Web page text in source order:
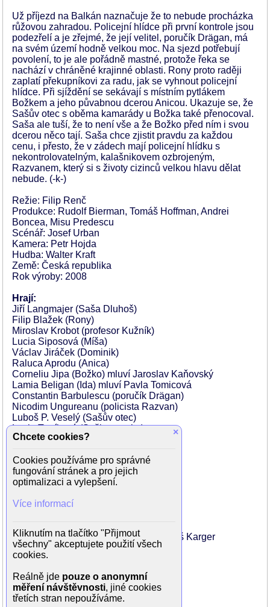
Už příjezd na Balkán naznačuje že to nebude procházka
růžovou zahradou. Policejní hlídce při první kontrole jsou
podezřelí a je zřejmé, že její velitel, poručík Drägan, má
na svém území hodně velkou moc. Na sjezd potřebují
povolení, to je ale pořádně mastné, protože řeka se
nachází v chráněné krajinné oblasti. Rony proto raději
zaplatí překupníkovi za radu, jak se vyhnout policejní
hlídce. Při sjíždění se sekávají s místním pytlákem
Božkem a jeho půvabnou dcerou Anicou. Ukazuje se, že
Sašův otec s oběma kamarády u Božka také přenocoval.
Saša ale tuší, že to není vše a že Božko před ním i svou
dcerou něco tají. Saša chce zjistit pravdu za každou
cenu, i přesto, že v zádech mají policejní hlídku s
nekontrolovatelným, kalašnikovem ozbrojeným,
Razvanem, který si s životy cizinců velkou hlavu dělat
nebude. (-k-)
Režie: Filip Renč
Produkce: Rudolf Bierman, Tomáš Hoffman, Andrei
Boncea, Misu Predescu
Scénář: Josef Urban
Kamera: Petr Hojda
Hudba: Walter Kraft
Země: Česká republika
Rok výroby: 2008
Hrají:
Jiří Langmajer (Saša Dluhoš)
Filip Blažek (Rony)
Miroslav Krobot (profesor Kužník)
Lucia Siposová (Míša)
Václav Jiráček (Dominik)
Raluca Aprodu (Anica)
Corneliu Jipa (Božko) mluví Jaroslav Kaňovský
Lamia Beligan (Ida) mluví Pavla Tomicová
Constantin Barbulescu (poručík Drägan)
Nicodim Ungureanu (policista Razvan)
Luboš P. Veselý (Sašův otec)
Lucie Trmíková (Sašina matka)
Jakub Cihla (Saša dvanáctiletý)
Petr Oldřich Novotný (kajakář)
Tomáš Fantomas Svoboda (kajakář)
Robert Bob Kazík (kajakář)
Radek Žák (majitel cestovky)
Dorian Rambu (obchodník) mluví Tomáš Karger
Tiberiu Popa (dítě u Božka)
Andrea Cosmina Coscai (dítě u Božka)
Marek Dalík (voják)
Jan Svěrák (prodavač ve foto kino)
×
Chcete cookies?
Cookies používáme pro správné
fungování stránek a pro jejich
optimalizaci a vylepšení.
Více informací
Kliknutím na tlačítko "Přijmout
všechny" akceptujete použití všech
cookies.
Reálně jde pouze o anonymní
měření návštěvnosti, jiné cookies
třetích stran nepoužíváme.